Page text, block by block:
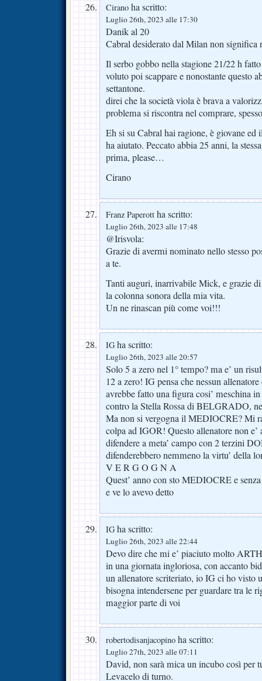
Cirano ha scritto:
Luglio 26th, 2023 alle 17:30
Danik al 20
Cabral desiderato dal Milan non significa
Il serbo gobbo nella stagione 21/22 h
voluto poi scappare e nonostante questo
settantone.
direi che la società viola è brava a
problema si riscontra nel comprare,
Eh si su Cabral hai ragione, è giovane ed
ha aiutato. Peccato abbia 25 anni, la
prima, please…
Cirano
Franz Paperott ha scritto:
Luglio 26th, 2023 alle 17:48
@Irisvola:
Grazie di avermi nominato nello stesso
a te.
Tanti auguri, inarrivabile Mick, e grazie di
la colonna sonora della mia vita.
Un ne rinascan più come voi!!!
IG ha scritto:
Luglio 26th, 2023 alle 20:57
Solo 5 a zero nel 1° tempo? ma e’ un
12 a zero! IG pensa che nessun
avrebbe fatto una figura cosi’ meschina
contro la Stella Rossa di BELGRADO,
Ma non si vergogna il MEDIOCRE? Mi
colpa ad IGOR! Questo allenatore non e’
difendere a meta’ campo con 2 terzini
difenderebbero nemmeno la virtu’ della
V E R G O G N A
Quest’ anno con sto MEDIOCRE e
e ve lo avevo detto
IG ha scritto:
Luglio 26th, 2023 alle 22:44
Devo dire che mi e’ piaciuto molto
in una giornata ingloriosa, con accanto
un allenatore scriteriato, io IG ci ho visto
bisogna intendersene per guardare tra le
maggior parte di voi
robertodisanjacopino ha scritto:
Luglio 27th, 2023 alle 07:11
David, non sarà mica un incubo così per
Levacelo di turno.